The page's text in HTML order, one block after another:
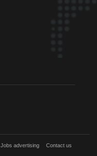
Jobs advertising Contact us